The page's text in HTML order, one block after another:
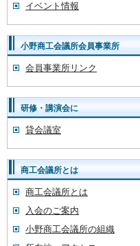
イベント情報
小野商工会議所会員事業所
会員事業所リンク
研修・講演会に
貸会議室
商工会議所とは
商工会議所とは
入会のご案内
小野商工会議所の組織